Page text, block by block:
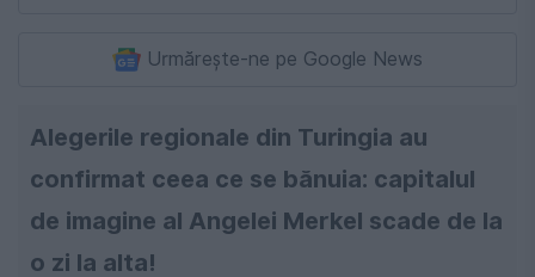
Urmărește-ne pe Google News
Alegerile regionale din Turingia au
confirmat ceea ce se bănuia: capitalul
de imagine al Angelei Merkel scade de la
o zi la alta!